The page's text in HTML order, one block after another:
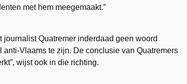
met hem meegemaakt.”
Quatremer inderdaad geen woord
Vlaams te zijn. De conclusie van Quatremers
wijst ook in die richting.